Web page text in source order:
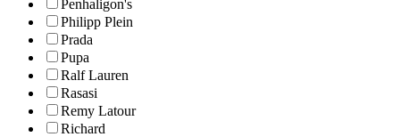
Penhaligon's
Philipp Plein
Prada
Pupa
Ralf Lauren
Rasasi
Remy Latour
Richard